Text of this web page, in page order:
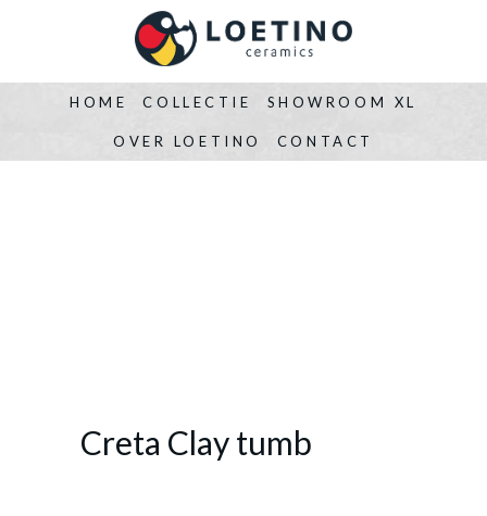
HOME COLLECTIE SHOWROOM XL
OVER LOETINO CONTACT
Creta Clay tumb